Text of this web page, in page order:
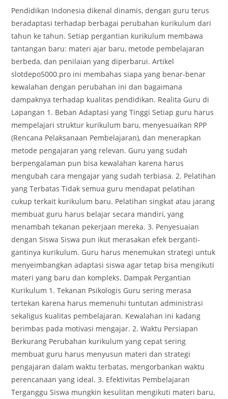
Pendidikan Indonesia dikenal dinamis, dengan guru terus
beradaptasi terhadap berbagai perubahan kurikulum dari
tahun ke tahun. Setiap pergantian kurikulum membawa
tantangan baru: materi ajar baru, metode pembelajaran
berbeda, dan penilaian yang diperbarui. Artikel
slotdepo5000.pro ini membahas siapa yang benar-benar
kewalahan dengan perubahan ini dan bagaimana
dampaknya terhadap kualitas pendidikan. Realita Guru di
Lapangan 1. Beban Adaptasi yang Tinggi Setiap guru harus
mempelajari struktur kurikulum baru, menyesuaikan RPP
(Rencana Pelaksanaan Pembelajaran), dan menerapkan
metode pengajaran yang relevan. Guru yang sudah
berpengalaman pun bisa kewalahan karena harus
mengubah cara mengajar yang sudah terbiasa. 2. Pelatihan
yang Terbatas Tidak semua guru mendapat pelatihan
cukup terkait kurikulum baru. Pelatihan singkat atau jarang
membuat guru harus belajar secara mandiri, yang
menambah tekanan pekerjaan mereka. 3. Penyesuaian
dengan Siswa Siswa pun ikut merasakan efek berganti-
gantinya kurikulum. Guru harus menemukan strategi untuk
menyeimbangkan adaptasi siswa agar tetap bisa mengikuti
materi yang baru dan kompleks. Dampak Pergantian
Kurikulum 1. Tekanan Psikologis Guru sering merasa
tertekan karena harus memenuhi tuntutan administrasi
sekaligus kualitas pembelajaran. Kewalahan ini kadang
berimbas pada motivasi mengajar. 2. Waktu Persiapan
Berkurang Perubahan kurikulum yang cepat sering
membuat guru harus menyusun materi dan strategi
pengajaran dalam waktu terbatas, mengorbankan waktu
perencanaan yang ideal. 3. Efektivitas Pembelajaran
Terganggu Siswa mungkin kesulitan mengikuti materi baru,